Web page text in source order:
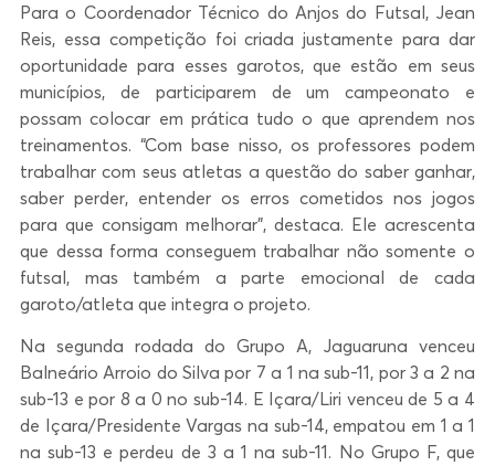
Para o Coordenador Técnico do Anjos do Futsal, Jean
Reis, essa competição foi criada justamente para dar
oportunidade para esses garotos, que estão em seus
municípios, de participarem de um campeonato e
possam colocar em prática tudo o que aprendem nos
treinamentos. “Com base nisso, os professores podem
trabalhar com seus atletas a questão do saber ganhar,
saber perder, entender os erros cometidos nos jogos
para que consigam melhorar”, destaca. Ele acrescenta
que dessa forma conseguem trabalhar não somente o
futsal, mas também a parte emocional de cada
garoto/atleta que integra o projeto.
Na segunda rodada do Grupo A, Jaguaruna venceu
Balneário Arroio do Silva por 7 a 1 na sub-11, por 3 a 2 na
sub-13 e por 8 a 0 no sub-14. E Içara/Liri venceu de 5 a 4
de Içara/Presidente Vargas na sub-14, empatou em 1 a 1
na sub-13 e perdeu de 3 a 1 na sub-11. No Grupo F, que